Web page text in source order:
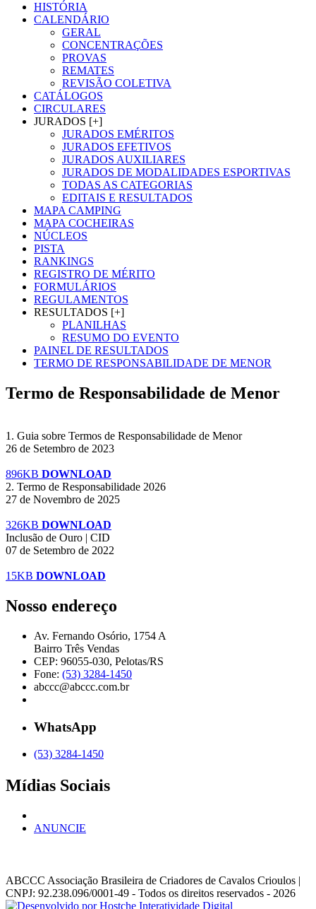
HISTÓRIA
CALENDÁRIO
GERAL
CONCENTRAÇÕES
PROVAS
REMATES
REVISÃO COLETIVA
CATÁLOGOS
CIRCULARES
JURADOS [+]
JURADOS EMÉRITOS
JURADOS EFETIVOS
JURADOS AUXILIARES
JURADOS DE MODALIDADES ESPORTIVAS
TODAS AS CATEGORIAS
EDITAIS E RESULTADOS
MAPA CAMPING
MAPA COCHEIRAS
NÚCLEOS
PISTA
RANKINGS
REGISTRO DE MÉRITO
FORMULÁRIOS
REGULAMENTOS
RESULTADOS [+]
PLANILHAS
RESUMO DO EVENTO
PAINEL DE RESULTADOS
TERMO DE RESPONSABILIDADE DE MENOR
Termo de Responsabilidade de Menor
1. Guia sobre Termos de Responsabilidade de Menor
26 de Setembro de 2023
896KB DOWNLOAD
2. Termo de Responsabilidade 2026
27 de Novembro de 2025
326KB DOWNLOAD
Inclusão de Ouro | CID
07 de Setembro de 2022
15KB DOWNLOAD
Nosso endereço
Av. Fernando Osório, 1754 A
Bairro Três Vendas
CEP: 96055-030, Pelotas/RS
Fone: (53) 3284-1450
abccc@abccc.com.br
WhatsApp
(53) 3284-1450
Mídias Sociais
ANUNCIE
ABCCC Associação Brasileira de Criadores de Cavalos Crioulos |
CNPJ: 92.238.096/0001-49 - Todos os direitos reservados - 2026